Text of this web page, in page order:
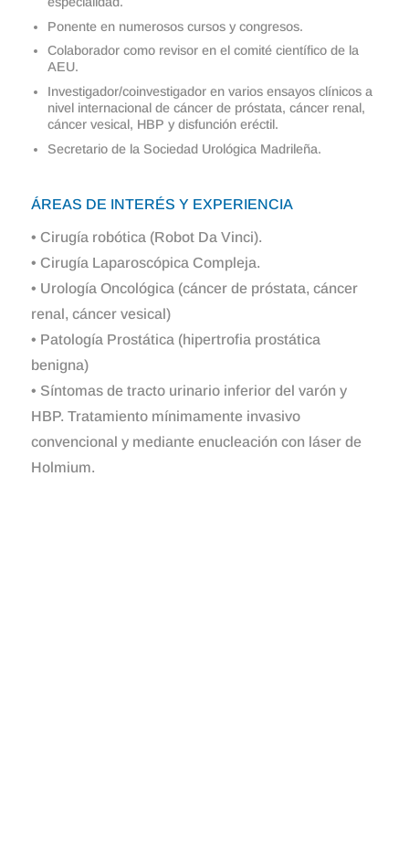
Ponente en numerosos cursos y congresos.
Colaborador como revisor en el comité científico de la
AEU.
Investigador/coinvestigador en varios ensayos clínicos a
nivel internacional de cáncer de próstata, cáncer renal,
cáncer vesical, HBP y disfunción eréctil.
Secretario de la Sociedad Urológica Madrileña.
ÁREAS DE INTERÉS Y EXPERIENCIA
• Cirugía robótica (Robot Da Vinci).
• Cirugía Laparoscópica Compleja.
• Urología Oncológica (cáncer de próstata, cáncer
renal, cáncer vesical)
• Patología Prostática (hipertrofia prostática
benigna)
• Síntomas de tracto urinario inferior del varón y
HBP. Tratamiento mínimamente invasivo
convencional y mediante enucleación con láser de
Holmium.